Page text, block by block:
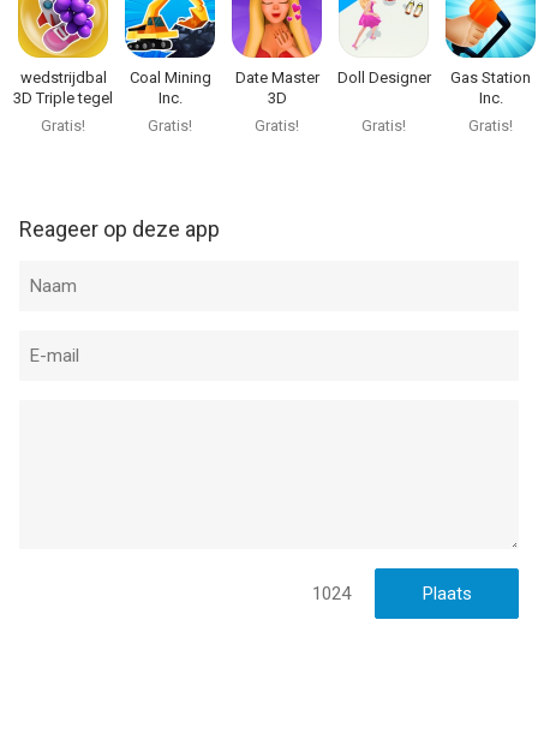
iPad en iPod touch met iOS versie 15.0 of hoger, geschikt
bevonden voor gebruikers met leeftijden vanaf12 jaar
Informatie voor Ice Skating Queenis het laatst vergeleken op 6
Aug om 17:08.
wedstrijdbal
3D Triple tegel
Gratis!
Coal Mining
Inc.
Gratis!
Date Master
3D
Gratis!
Doll Designer
Gratis!
Gas Station
Inc.
Gratis!
Reageer op deze app
1024